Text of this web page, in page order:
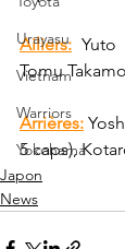
Urayasu
Vietnam
Warriors
Yokohama
Ailiers: Yuto
Tomu
Arrières:
5 caps),
Japon
News